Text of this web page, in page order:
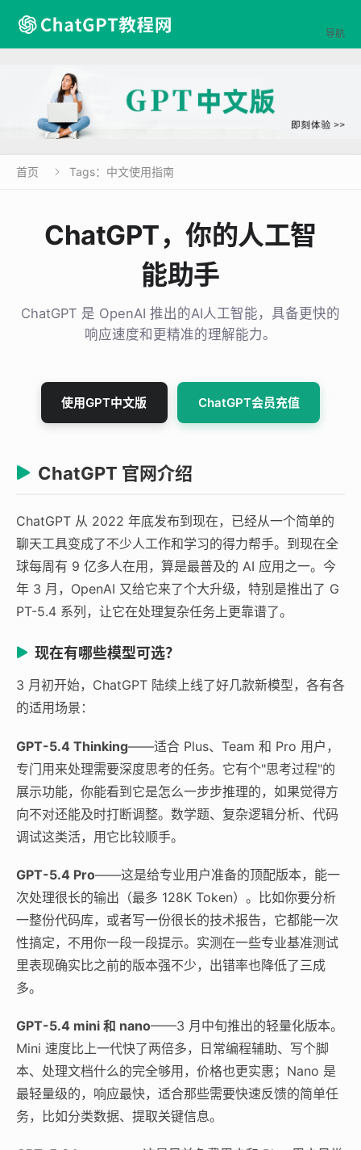
导航
首页  Tags：中文使用指南
ChatGPT，你的人工智
能助手
ChatGPT 是 OpenAI 推出的AI人工智能，具备更快的
响应速度和更精准的理解能力。
使用GPT中文版 ChatGPT会员充值
ChatGPT 官网介绍
ChatGPT 从 2022 年底发布到现在，已经从一个简单的
聊天工具变成了不少人工作和学习的得力帮手。到现在全
球每周有 9 亿多人在用，算是最普及的 AI 应用之一。今
年 3 月，OpenAI 又给它来了个大升级，特别是推出了 G
PT-5.4 系列，让它在处理复杂任务上更靠谱了。
现在有哪些模型可选？
3 月初开始，ChatGPT 陆续上线了好几款新模型，各有各
的适用场景：
GPT-5.4 Thinking——适合 Plus、Team 和 Pro 用户，
专门用来处理需要深度思考的任务。它有个"思考过程"的
展示功能，你能看到它是怎么一步步推理的，如果觉得方
向不对还能及时打断调整。数学题、复杂逻辑分析、代码
调试这类活，用它比较顺手。
GPT-5.4 Pro——这是给专业用户准备的顶配版本，能一
次处理很长的输出（最多 128K Token）。比如你要分析
一整份代码库，或者写一份很长的技术报告，它都能一次
性搞定，不用你一段一段提示。实测在一些专业基准测试
里表现确实比之前的版本强不少，出错率也降低了三成
多。
GPT-5.4 mini 和 nano——3 月中旬推出的轻量化版本。
Mini 速度比上一代快了两倍多，日常编程辅助、写个脚
本、处理文档什么的完全够用，价格也更实惠；Nano 是
最轻量级的，响应最快，适合那些需要快速反馈的简单任
务，比如分类数据、提取关键信息。